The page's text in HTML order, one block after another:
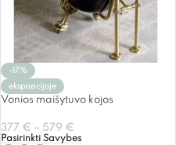
-17%
ekspozicijoje
Vonios maišytuvo kojos
377 € – 579 €
Pasirinkti Savybes